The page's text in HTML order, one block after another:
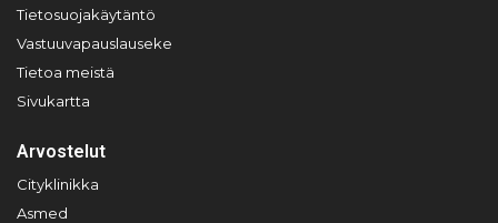
Tietosuojakäytäntö
Vastuuvapauslauseke
Tietoa meistä
Sivukartta
Arvostelut
Cityklinikka
Asmed